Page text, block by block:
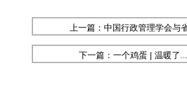
上一篇：中国行政管理学会与
下一篇：一个鸡蛋 | 温暖了